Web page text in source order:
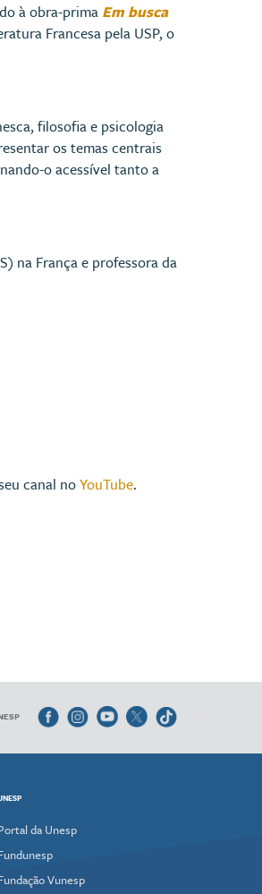
à obra-prima Em busca
Francesa pela USP, o
filosofia e psicologia
os temas centrais
o acessível tanto a
na França e professora da
canal noYouTube.
da Unesp
Vunesp